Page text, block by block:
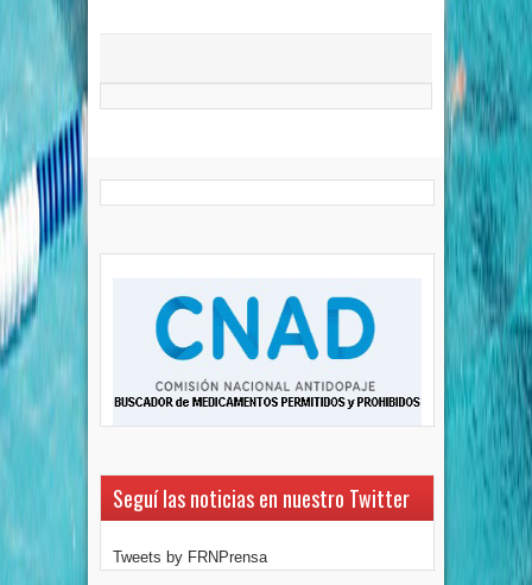
Seguí las noticias en nuestro Twitter
Tweets by FRNPrensa